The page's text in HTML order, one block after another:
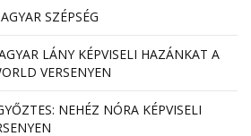
SZÉPSÉG
LÁNY KÉPVISELI HAZÁNKAT A
VERSENYEN
NEHÉZ NÓRA KÉPVISELI